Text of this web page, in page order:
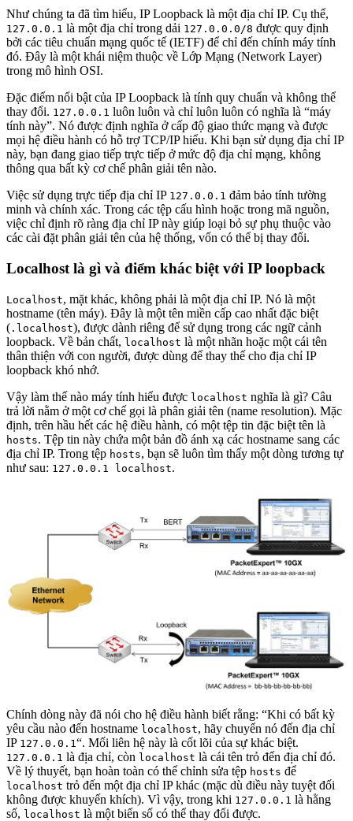
Như chúng ta đã tìm hiểu, IP Loopback là một địa chỉ IP. Cụ thể,
127.0.0.1 là một địa chỉ trong dải 127.0.0.0/8 được quy định
bởi các tiêu chuẩn mạng quốc tế (IETF) để chỉ đến chính máy tính
đó. Đây là một khái niệm thuộc về Lớp Mạng (Network Layer)
trong mô hình OSI.
Đặc điểm nổi bật của IP Loopback là tính quy chuẩn và không thể
thay đổi. 127.0.0.1 luôn luôn và chỉ luôn luôn có nghĩa là “máy
tính này”. Nó được định nghĩa ở cấp độ giao thức mạng và được
mọi hệ điều hành có hỗ trợ TCP/IP hiểu. Khi bạn sử dụng địa chỉ IP
này, bạn đang giao tiếp trực tiếp ở mức độ địa chỉ mạng, không
thông qua bất kỳ cơ chế phân giải tên nào.
Việc sử dụng trực tiếp địa chỉ IP 127.0.0.1 đảm bảo tính tường
minh và chính xác. Trong các tệp cấu hình hoặc trong mã nguồn,
việc chỉ định rõ ràng địa chỉ IP này giúp loại bỏ sự phụ thuộc vào
các cài đặt phân giải tên của hệ thống, vốn có thể bị thay đổi.
Localhost là gì và điểm khác biệt với IP loopback
Localhost, mặt khác, không phải là một địa chỉ IP. Nó là một
hostname (tên máy). Đây là một tên miền cấp cao nhất đặc biệt
( .localhost), được dành riêng để sử dụng trong các ngữ cảnh
loopback. Về bản chất, localhost là một nhãn hoặc một cái tên
thân thiện với con người, được dùng để thay thế cho địa chỉ IP
loopback khó nhớ.
Vậy làm thế nào máy tính hiểu được localhost nghĩa là gì? Câu
trả lời nằm ở một cơ chế gọi là phân giải tên (name resolution). Mặc
định, trên hầu hết các hệ điều hành, có một tệp tin đặc biệt tên là
hosts. Tệp tin này chứa một bản đồ ánh xạ các hostname sang các
địa chỉ IP. Trong tệp hosts, bạn sẽ luôn tìm thấy một dòng tương tự
như sau: 127.0.0.1 localhost.
Chính dòng này đã nói cho hệ điều hành biết rằng: “Khi có bất kỳ
yêu cầu nào đến hostname localhost, hãy chuyển nó đến địa chỉ
IP 127.0.0.1 “. Mối liên hệ này là cốt lõi của sự khác biệt.
127.0.0.1 là địa chỉ, còn localhost là cái tên trỏ đến địa chỉ đó.
Về lý thuyết, bạn hoàn toàn có thể chỉnh sửa tệp hosts để
localhost trỏ đến một địa chỉ IP khác (mặc dù điều này tuyệt đối
không được khuyến khích). Vì vậy, trong khi 127.0.0.1 là hằng
số, localhost là một biến số có thể thay đổi được.